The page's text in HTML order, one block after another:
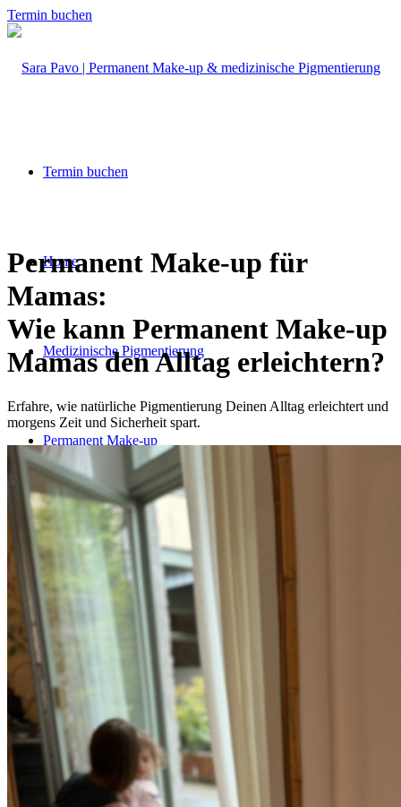
Termin buchen
Termin buchen
Home
Medizinische Pigmentierung
Permanent Make-up
Männer Permanent Make-up
Fake Freckles Pigmentierung
Piercing
Gutscheine
Permanent Make-up für
Mamas:
Wie kann Permanent Make-up
Mamas den Alltag erleichtern?
Erfahre, wie natürliche Pigmentierung Deinen Alltag erleichtert und
morgens Zeit und Sicherheit spart.